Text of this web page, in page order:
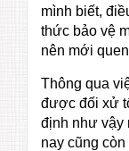
mình biết,
thức bảo vệ
nên mới
Thông qua
được đối xử
định như vậy
nay cũng